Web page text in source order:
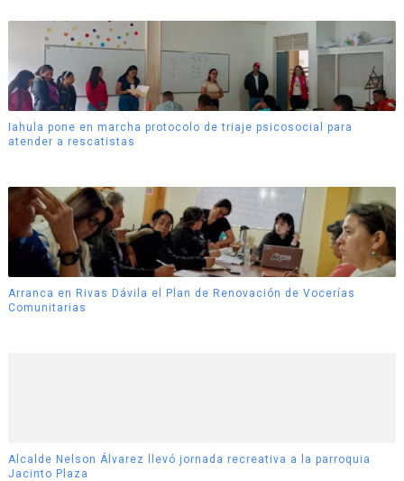
Iahula pone en marcha protocolo de triaje psicosocial para
atender a rescatistas
Arranca en Rivas Dávila el Plan de Renovación de Vocerías
Comunitarias
Alcalde Nelson Álvarez llevó jornada recreativa a la parroquia
Jacinto Plaza